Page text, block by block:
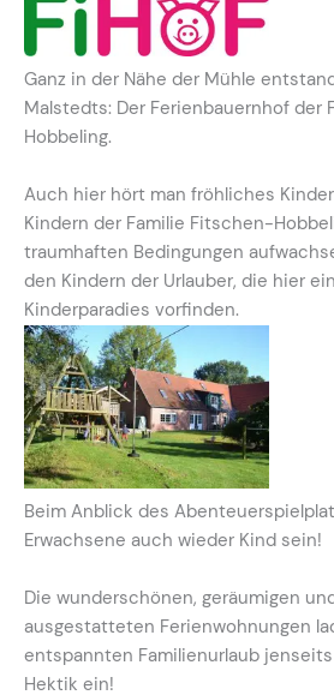
Ganz in der Nähe der Mühle
Malstedts: Der Ferienbauernhof der
Hobbeling.
Auch hier hört man fröhliches
Kindern der Familie Fitschen-
traumhaften Bedingungen
den Kindern der Urlauber, die hier
Kinderparadies vorfinden.
Beim Anblick des
Erwachsene auch wieder Kind sein!
Die wunderschönen, geräumigen
ausgestatteten Ferienwohnungen
entspannten Familienurlaub
Hektik ein!